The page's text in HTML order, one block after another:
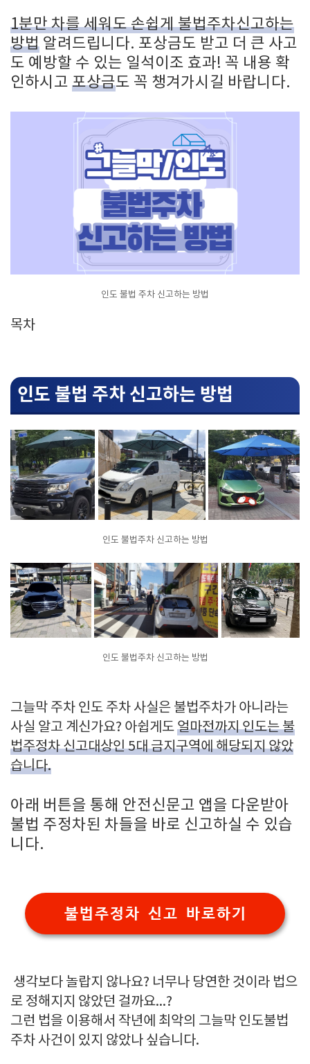
1분만 차를 세워도 손쉽게 불법주차신고하는
방법 알려드립니다. 포상금도 받고 더 큰 사고
도 예방할 수 있는 일석이조 효과! 꼭 내용 확
인하시고 포상금도 꼭 챙겨가시길 바랍니다.
인도 불법 주차 신고하는 방법
목차
인도 불법 주차 신고하는 방법
인도 불법주차 신고하는 방법
인도 불법주차 신고하는 방법
그늘막 주차 인도 주차 사실은 불법주차가 아니라는
사실 알고 계신가요? 아쉽게도얼마전까지 인도는 불
법주정차 신고대상인 5대 금지구역에 해당되지 않았
습니다.
아래 버튼을 통해 안전신문고 앱을 다운받아
불법 주정차된 차들을 바로 신고하실 수 있습
니다.
불법주정차 신고 바로하기
생각보다 놀랍지 않나요? 너무나 당연한 것이라 법으
로 정해지지 않았던 걸까요...?
그런 법을 이용해서 작년에 최악의 그늘막 인도불법
주차 사건이 있지 않았나 싶습니다.